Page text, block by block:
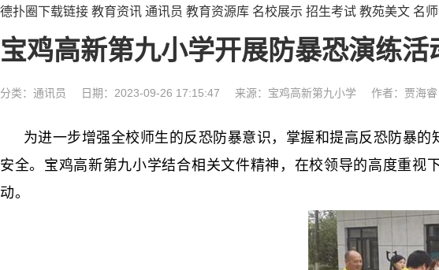
德扑圈下载链接 教育资讯 通讯员 教育资源库 名校展示 招生考试 教苑美文 名
宝鸡高新第九小学开展防暴恐演练
分类： 通讯员 日期：2023-09-26 17:15:47 来源：宝鸡高新第九小学 作者：贾海睿
为进一步增强全校师生的反恐防暴意识，掌握和提高反恐防暴的
安全。宝鸡高新第九小学结合相关文件精神，在校领导的高度重
动。